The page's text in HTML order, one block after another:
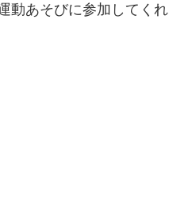
動あそびに参加してくれ